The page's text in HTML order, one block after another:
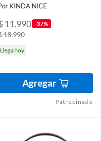
KINDA NICE
11.990 -37%
18.990
Llega hoy
Agregar
Patrocinado